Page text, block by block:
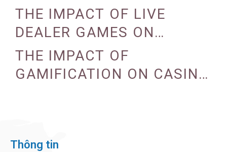
PROGRAMS
THE IMPACT OF LIVE
DEALER GAMES ON
CASINO EXPERIENCE
THE IMPACT OF
GAMIFICATION ON CASINO
Thông tin